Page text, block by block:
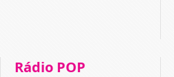
Rádio POP